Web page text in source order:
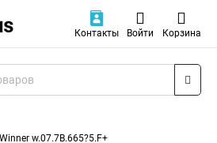
Контакты Войти Корзина
Winner w.07.7В.665?5.F+